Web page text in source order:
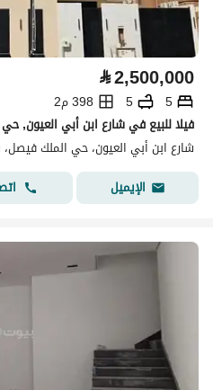
⃁2,500,000
5
5
398 م2
شارع ابن أبي العيون، حي الملك
الإيميل